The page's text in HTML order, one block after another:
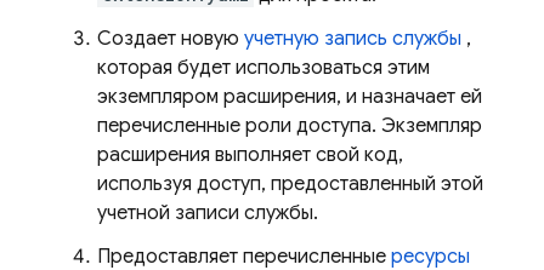
Создает новую учетную запись службы ,
которая будет использоваться этим
экземпляром расширения, и назначает ей
перечисленные роли доступа. Экземпляр
расширения выполняет свой код,
используя доступ, предоставленный этой
учетной записи службы.
Предоставляет перечисленные ресурсы